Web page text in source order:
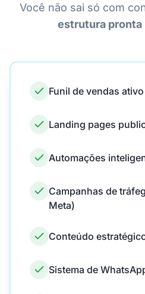
Você não sai só com
estrutura pronta
Funil de vendas
Landing pages
Automações
Campanhas de
Meta)
Conteúdo
Sistema de